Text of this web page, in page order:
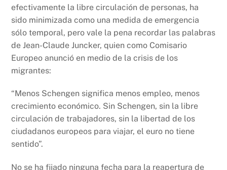
efectivamente la libre circulación de personas, ha
sido minimizada como una medida de emergencia
sólo temporal, pero vale la pena recordar las palabras
de Jean-Claude Juncker, quien como Comisario
Europeo anunció en medio de la crisis de los
migrantes:
“Menos Schengen significa menos empleo, menos
crecimiento económico. Sin Schengen, sin la libre
circulación de trabajadores, sin la libertad de los
ciudadanos europeos para viajar, el euro no tiene
sentido”.
No se ha fijado ninguna fecha para la reapertura de